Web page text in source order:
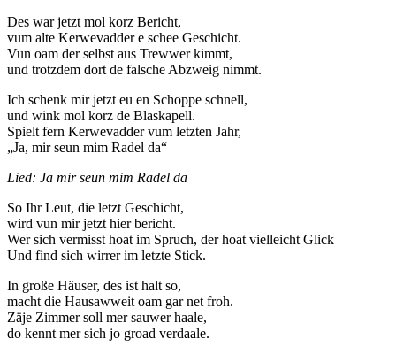
Des war jetzt mol korz Bericht,
vum alte Kerwevadder e schee Geschicht.
Vun oam der selbst aus Trewwer kimmt,
und trotzdem dort de falsche Abzweig nimmt.
Ich schenk mir jetzt eu en Schoppe schnell,
und wink mol korz de Blaskapell.
Spielt fern Kerwevadder vum letzten Jahr,
„Ja, mir seun mim Radel da“
Lied: Ja mir seun mim Radel da
So Ihr Leut, die letzt Geschicht,
wird vun mir jetzt hier bericht.
Wer sich vermisst hoat im Spruch, der hoat vielleicht Glick
Und find sich wirrer im letzte Stick.
In große Häuser, des ist halt so,
macht die Hausawweit oam gar net froh.
Zäje Zimmer soll mer sauwer haale,
do kennt mer sich jo groad verdaale.